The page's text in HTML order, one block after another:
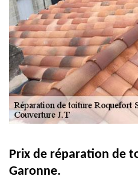
Prix de réparation de
Garonne.